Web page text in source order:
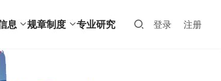
息 规章制度 专业研究 登录 注册